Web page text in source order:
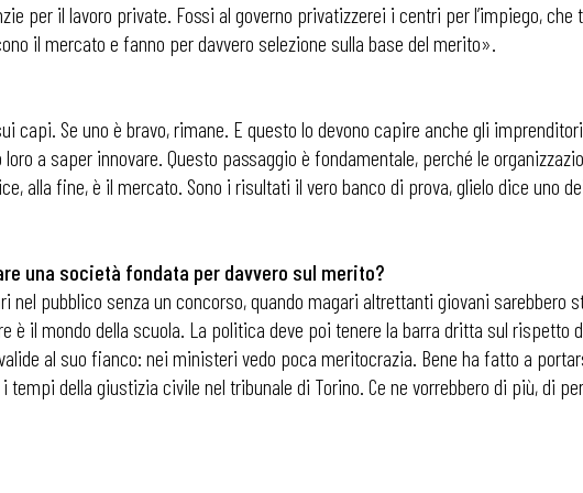
per il lavoro private. Fossi al governo privatizzerei i centri per l’impiego, che
il mercato e fanno per davvero selezione sulla base del merito».
capi. Se uno è bravo, rimane. E questo lo devono capire anche gli
a saper innovare. Questo passaggio è fondamentale, perché le
alla fine, è il mercato. Sono i risultati il vero banco di prova, glielo dice uno
una società fondata per davvero sul merito?
pubblico senza un concorso, quando magari altrettanti giovani sarebbero
il mondo della scuola. La politica deve poi tenere la barra dritta sul rispetto
al suo fianco: nei ministeri vedo poca meritocrazia. Bene ha fatto a
della giustizia civile nel tribunale di Torino. Ce ne vorrebbero di più, di